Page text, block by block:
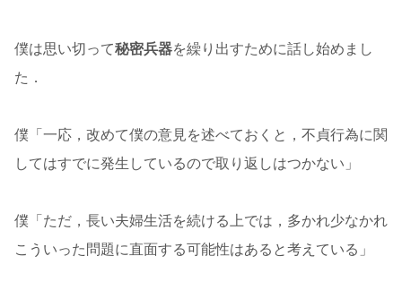
僕は思い切って秘密兵器を繰り出すために話し始めまし
た．
僕「一応，改めて僕の意見を述べておくと，不貞行為に関
してはすでに発生しているので取り返しはつかない」
僕「ただ，長い夫婦生活を続ける上では，多かれ少なかれ
こういった問題に直面する可能性はあると考えている」